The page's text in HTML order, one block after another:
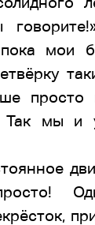
мои
Так мы и